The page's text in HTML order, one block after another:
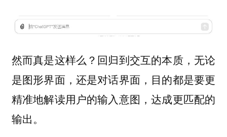
然而真是这样么？回归到交互的本质，无论
是图形界面，还是对话界面，目的都是要更
精准地解读用户的输入意图，达成更匹配的
输出。